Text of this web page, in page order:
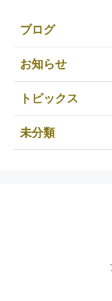
ブログ
お知らせ
トピックス
未分類